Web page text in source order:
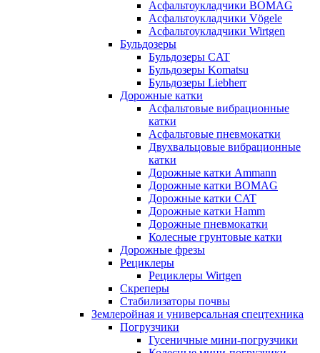
Асфальтоукладчики BOMAG
Асфальтоукладчики Vögele
Асфальтоукладчики Wirtgen
Бульдозеры
Бульдозеры CAT
Бульдозеры Komatsu
Бульдозеры Liebherr
Дорожные катки
Асфальтовые вибрационные
катки
Асфальтовые пневмокатки
Двухвальцовые вибрационные
катки
Дорожные катки Ammann
Дорожные катки BOMAG
Дорожные катки CAT
Дорожные катки Hamm
Дорожные пневмокатки
Колесные грунтовые катки
Дорожные фрезы
Рециклеры
Рециклеры Wirtgen
Скреперы
Стабилизаторы почвы
Землеройная и универсальная спецтехника
Погрузчики
Гусеничные мини-погрузчики